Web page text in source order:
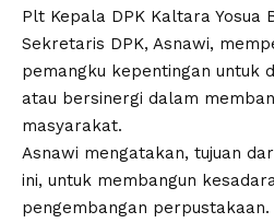
Plt Kepala DPK Kaltara Yosua
Sekretaris DPK, Asnawi,
pemangku kepentingan untuk
atau bersinergi dalam
masyarakat.
Asnawi mengatakan, tujuan
ini, untuk membangun
pengembangan